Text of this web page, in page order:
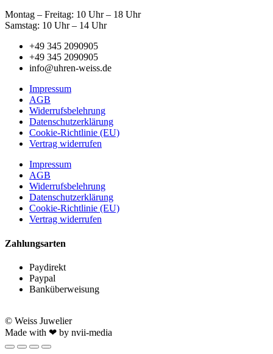
Montag – Freitag: 10 Uhr – 18 Uhr
Samstag: 10 Uhr – 14 Uhr
+49 345 2090905
+49 345 2090905
info@uhren-weiss.de
Impressum
AGB
Widerrufsbelehrung
Datenschutzerklärung
Cookie-Richtlinie (EU)
Vertrag widerrufen
Impressum
AGB
Widerrufsbelehrung
Datenschutzerklärung
Cookie-Richtlinie (EU)
Vertrag widerrufen
Zahlungsarten
Paydirekt
Paypal
Banküberweisung
© Weiss Juwelier
Made with ❤ by nvii-media